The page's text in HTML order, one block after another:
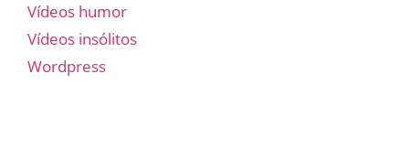
Vídeos humor
Vídeos insólitos
Wordpress